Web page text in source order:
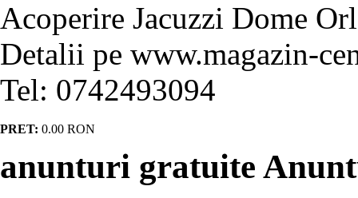
Acoperire Jacuzzi Dome
Detalii pe www.magazin-
Tel: 0742493094
PRET: 0.00 RON
anunturi gratuite